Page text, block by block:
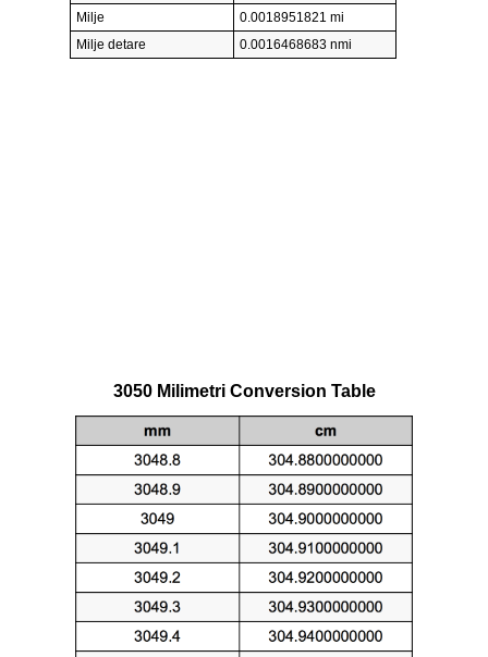
Milje
0.0018951821 mi
Milje detare
0.0016468683 nmi
3050 Milimetri Conversion Table